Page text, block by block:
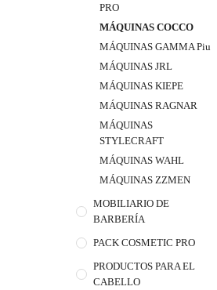
PRO
MÁQUINAS COCCO
MÁQUINAS GAMMA Piu
MÁQUINAS JRL
MÁQUINAS KIEPE
MÁQUINAS RAGNAR
MÁQUINAS
STYLECRAFT
MÁQUINAS WAHL
MÁQUINAS ZZMEN
MOBILIARIO DE
BARBERÍA
PACK COSMETIC PRO
PRODUCTOS PARA EL
CABELLO